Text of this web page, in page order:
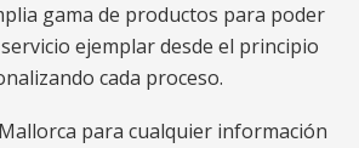
gama de productos para poder
ejemplar desde el principio
cada proceso.
para cualquier información